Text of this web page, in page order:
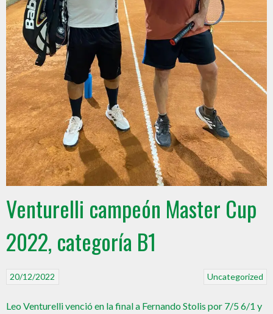
Venturelli campeón Master Cup
2022, categoría B1
Uncategorized
20/12/2022
Leo Venturelli venció en la final a Fernando Stolis por 7/5 6/1 y